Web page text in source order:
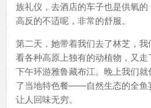
族礼仪，去酒店的车子也是供氧
高反的不适呢，非常的舒服。
第二天，她带着我们去了林芝，
看各种高原上独有的动植物，又走
下午环游雅鲁藏布江。晚上我们
了当地特色餐——自然生态的全鱼
让人回味无穷。